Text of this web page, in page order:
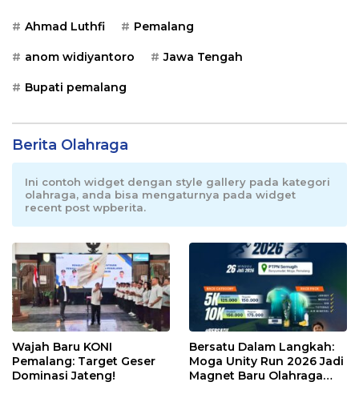
Ahmad Luthfi Pemalang
anom widiyantoro Jawa Tengah
Bupati pemalang
Berita Olahraga
Ini contoh widget dengan style gallery pada kategori
olahraga, anda bisa mengaturnya pada widget
recent post wpberita.
Wajah Baru KONI
Pemalang: Target Geser
Dominasi Jateng!
Bersatu Dalam Langkah:
Moga Unity Run 2026 Jadi
Magnet Baru Olahraga